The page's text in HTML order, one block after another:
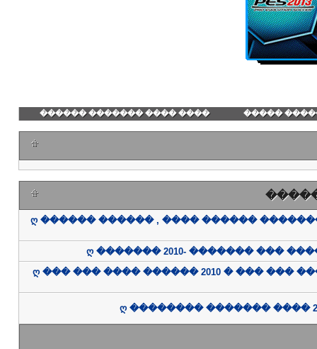
�������
���� ���� ������� ������
ღ ������ ������ , ���� ������
ღ ������� 2010- ������� ���
ღ ��� ��� ���� ������ 2010 � ��� ���
ღ �������� ������� ����